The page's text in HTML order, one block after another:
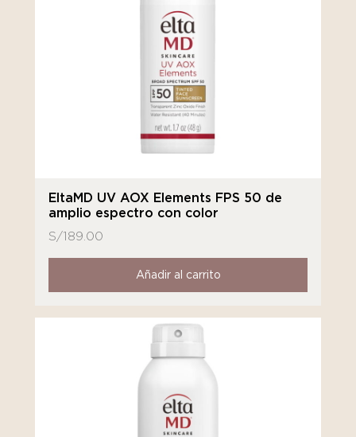
EltaMD UV AOX Elements FPS 50 de
amplio espectro con color
S/189.00
Añadir al carrito